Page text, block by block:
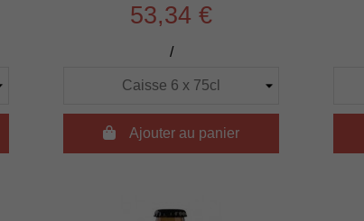
53,34 €
/
Ajouter au panier